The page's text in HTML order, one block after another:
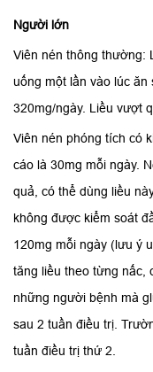
Người lớn
Viên nén thông thường:
uống một lần vào lúc ăn
320mg/ngày. Liều vượt
Viên nén phóng tích có
cáo là 30mg mỗi ngày.
quả, có thể dùng liều
không được kiểm soát
120mg mỗi ngày (lưu ý
tăng liều theo từng nấc,
những người bệnh mà
sau 2 tuần điều trị.
tuần điều trị thứ 2.